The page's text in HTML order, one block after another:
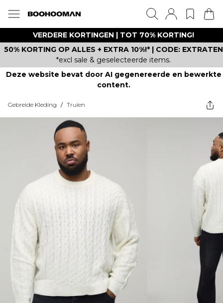
VERDERE KORTINGEN | TOT 70% KORTING!
50% KORTING OP ALLES + EXTRA 10%!* | CODE: EXTRATEN
*excl sale & geselecteerde items.
Deze website bevat door AI gegenereerde en bewerkte
content.
Gebreide Kleding / Truien